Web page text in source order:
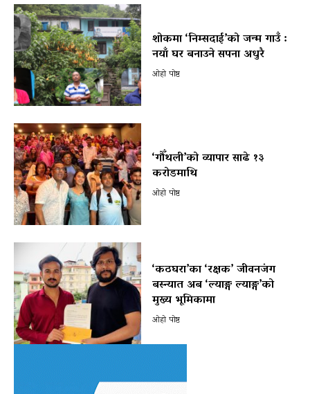
शोकमा ‘निम्सदाई’को जन्म गाउँ :
नयाँ घर बनाउने सपना अधुरै
ओहो पोष्ट
‘गौँथली’को व्यापार साढे १३
करोडमाथि
ओहो पोष्ट
‘कठघरा’का ‘रक्षक’ जीवनजंग
बस्न्यात अब ‘ल्याङ्ग ल्याङ्ग’को
मुख्य भूमिकामा
ओहो पोष्ट